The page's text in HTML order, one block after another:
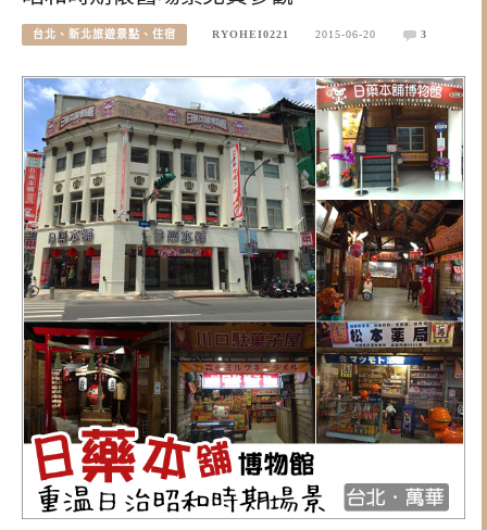
台北、新北旅遊景點、住宿 RYOHEI0221 2015-06-20 3